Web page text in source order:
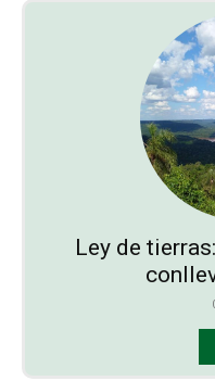
Ley de